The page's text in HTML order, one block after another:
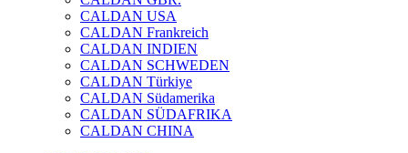
CALDAN USA
CALDAN Frankreich
CALDAN INDIEN
CALDAN SCHWEDEN
CALDAN Türkiye
CALDAN Südamerika
CALDAN SÜDAFRIKA
CALDAN CHINA